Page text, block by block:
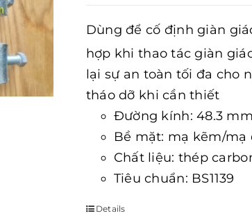
Dùng để cố định giàn
hợp khi thao tác giàn
lại sự an toàn tối đa cho
tháo dỡ khi cần thiết
Đường kính: 48.3 mm
Bề mặt: mạ kẽm/mạ
Chất liệu: thép
Tiêu chuẩn: BS1139
Details